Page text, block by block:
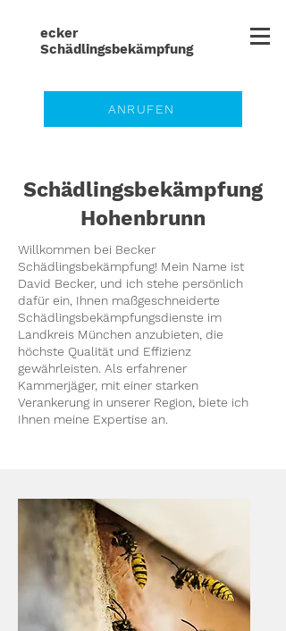
ecker
Schädlingsbekämpfung
ANRUFEN
Schädlingsbekämpfung
Hohenbrunn
Willkommen bei Becker
Schädlingsbekämpfung! Mein Name ist
David Becker, und ich stehe persönlich
dafür ein, Ihnen maßgeschneiderte
Schädlingsbekämpfungsdienste im
Landkreis München anzubieten, die
höchste Qualität und Effizienz
gewährleisten. Als erfahrener
Kammerjäger, mit einer starken
Verankerung in unserer Region, biete ich
Ihnen meine Expertise an.